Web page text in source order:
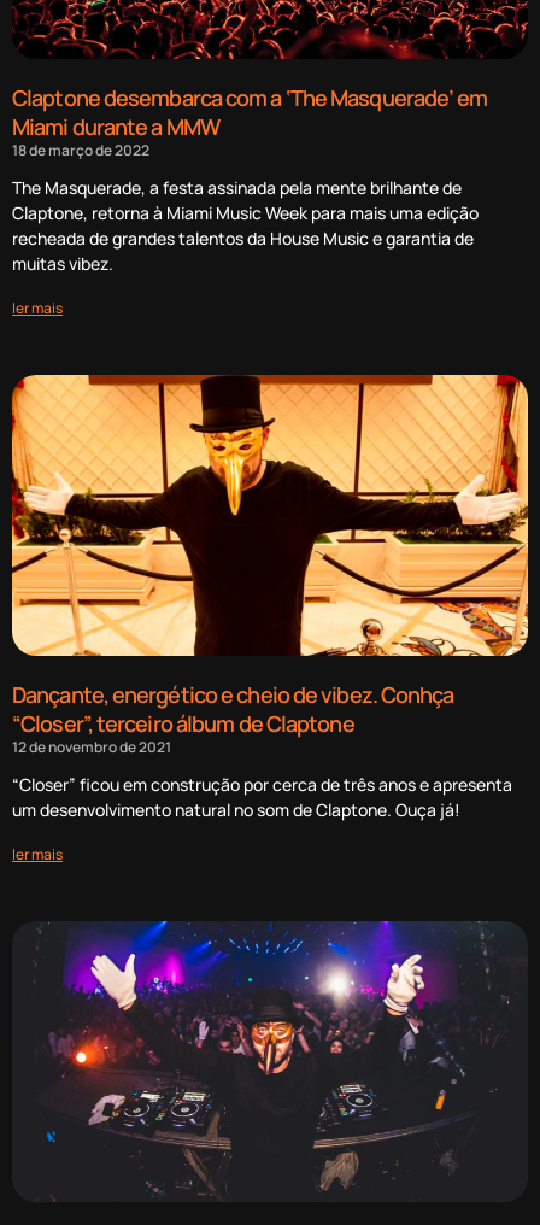
Claptone desembarca com a ‘The Masquerade’ em
Miami durante a MMW
18 de março de 2022
The Masquerade, a festa assinada pela mente brilhante de
Claptone, retorna à Miami Music Week para mais uma edição
recheada de grandes talentos da House Music e garantia de
muitas vibez.
ler mais
Dançante, energético e cheio de vibez. Conhça
“Closer”, terceiro álbum de Claptone
12 de novembro de 2021
“Closer” ficou em construção por cerca de três anos e apresenta
um desenvolvimento natural no som de Claptone. Ouça já!
ler mais